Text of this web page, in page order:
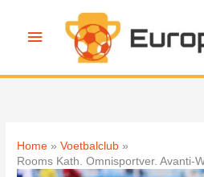
Hoofdmenu
Home
Voetbalclub
Rooms Kath. Omnisportver. Avanti-